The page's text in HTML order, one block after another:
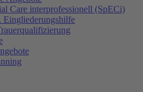
Care interprofessionell (SpECi)
Eingliederungshilfe